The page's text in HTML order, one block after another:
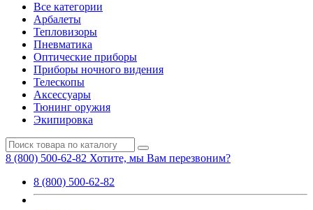
Все категории
Арбалеты
Тепловизоры
Пневматика
Оптические приборы
Приборы ночного видения
Телескопы
Аксессуары
Тюнинг оружия
Экипировка
8 (800) 500-62-82 Хотите, мы Вам перезвоним?
8 (800) 500-62-82